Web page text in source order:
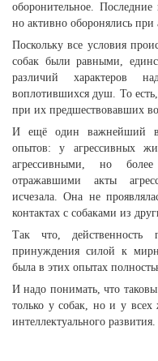
оборонительное.
но активно оборонялись
Поскольку все условия
собак были равными,
различий характеров
воплотившихся душ. То
при их предшествовавших
И ещё один важнейший
опытов: у агрессивных
агрессивными, но
отражавшими акты
исчезала. Она не
контактах с собаками из
Так что,
принуждения силой к
была в этих опытах
И надо понимать, что
только у собак, но и у
интеллектуального развития.